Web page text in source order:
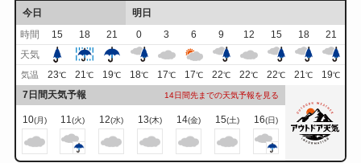
今日
明日
時間
15 18 21 0 3 6 9 12 15 18
21
天気
気温 23℃ 21℃ 19℃ 18℃ 17℃ 17℃ 22℃ 22℃ 22℃ 21℃ 19℃
7日間天気予報 14日間先までの天気予報を見る
10(月) 11(火) 12(水) 13(木) 14(金) 15(土) 16(日)